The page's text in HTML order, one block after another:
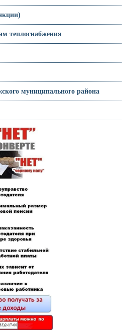
теплоснабжения
муниципального района